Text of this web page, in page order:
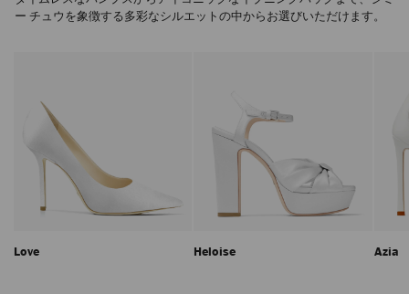
ー チュウを象徴する多彩なシルエットの中からお選びいただけます。
Love Heloise Azia